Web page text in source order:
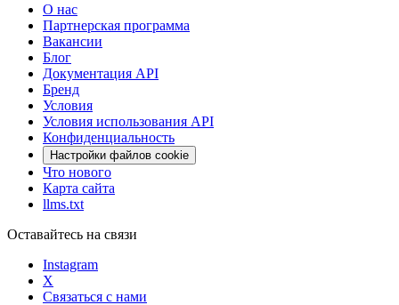
О нас
Партнерская программа
Вакансии
Блог
Документация API
Бренд
Условия
Условия использования API
Конфиденциальность
Настройки файлов cookie
Что нового
Карта сайта
llms.txt
Оставайтесь на связи
Instagram
X
Связаться с нами